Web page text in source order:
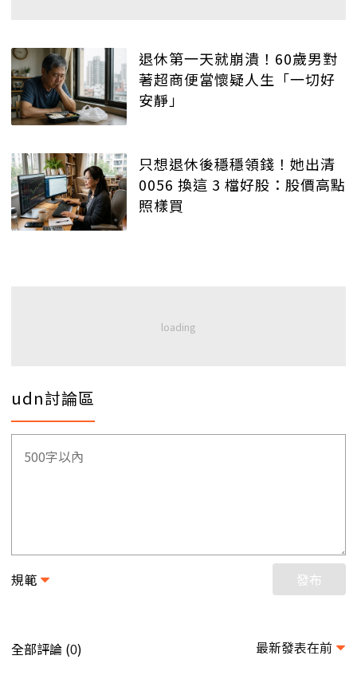
退休第一天就崩潰！60歲男對
著超商便當懷疑人生「一切好
安靜」
只想退休後穩穩領錢！她出清
0056 換這 3 檔好股：股價高點
照樣買
udn討論區
規範 發布
全部評論 (0) 最新發表在前